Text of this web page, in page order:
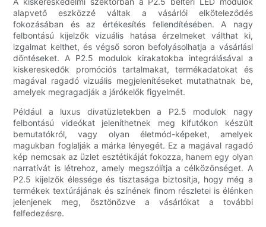
alapvető eszközzé váltak a vásárlói elköteleződés
fokozásában és az értékesítés fellendítésében. A nagy
felbontású kijelzők vizuális hatása érzelmeket válthat ki,
izgalmat kelthet, és végső soron befolyásolhatja a vásárlási
döntéseket. A P2.5 modulok kirakatokba integrálásával a
kiskereskedők promóciós tartalmakat, termékadatokat és
magával ragadó vizuális megjelenítéseket mutathatnak be,
amelyek megragadják a járókelők figyelmét.
Például a luxus divatüzletekben a P2.5 modulok nagy
felbontású videókat jeleníthetnek meg kifutókon készült
bemutatókról, vagy olyan életmód-képeket, amelyek
magukban foglalják a márka lényegét. Ez a magával ragadó
kép nemcsak az üzlet esztétikáját fokozza, hanem egy olyan
narratívát is létrehoz, amely megszólítja a célközönséget. A
P2.5 kijelzők élessége és tisztasága biztosítja, hogy még a
termékek textúrájának és színének finom részletei is élénken
jelenjenek meg, ösztönözve a vásárlókat a további
felfedezésre.